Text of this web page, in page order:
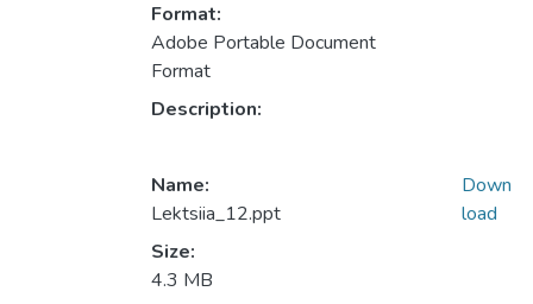
Format:
Adobe Portable Document
Format
Description:
Name:
Lektsiia_12.ppt
Size:
4.3 MB
Down
load